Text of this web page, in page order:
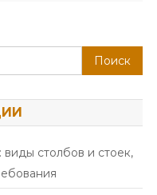
Поиск
столбов и стоек,